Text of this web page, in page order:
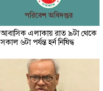
আবাসিক এলাকায় রাত ৯টা থেকে
সকাল ৬টা পর্যন্ত হর্ন নিষিদ্ধ